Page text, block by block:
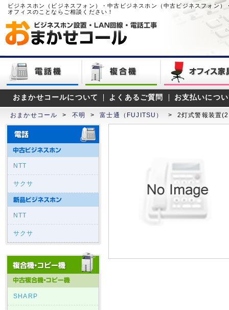
ビジネスホン（ビジネスフォン）・中古ビジネスホン（中古ビジネスフォン
オフィスのことならご相談ください！
おまかせコールについて よくあるご質問 お支払いにつ
おまかせコール > 不明 > 富士通（FUJITSU） > 2灯式警報装置
NTT
サクサ
NTT
サクサ
SHARP